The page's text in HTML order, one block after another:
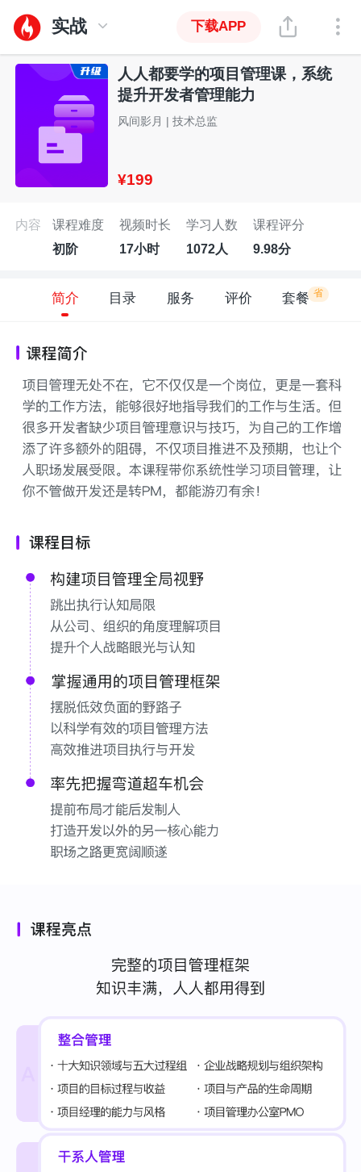
实战 下载APP
人人都要学的项目管理课，系统
提升开发者管理能力
风间影月 | 技术总监
¥199
内容
课程难度
初阶
视频时长
17小时
学习人数
1072人
课程评分
9.98分
简介 目录 服务 评价 套餐 省